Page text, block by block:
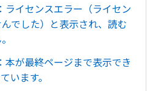
イセンスエラー（ライセン
でした）と表示され、読む
が最終ページまで表示でき
います。